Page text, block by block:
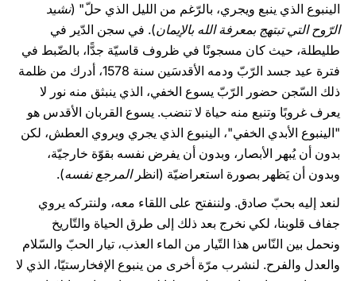
الينبوع الذي ينبع ويجري، بالرّغم من الليل الذي حلّ" (نشيد
الرّوح التي تبتهج بمعرفة الله بالإيمان). في سجن الدّير في
طليطلة، حيث كان مسجونًا في ظروف قاسيّة جدًّا، بالضّبط في
فترة عيد جسد الرّبّ ودمه الأقدسَين سنة 1578، أدرك من ظلمة
ذلك السّجن حضور الرّبّ يسوع الخفي، الذي ينبثق منه نور لا
يعرف غروبًا وتنبع منه حياة لا تنضب. يسوع القربان الأقدس هو
"الينبوع الأبدي الخفي"، الينبوع الذي يجري ويروي العطش، لكن
بدون أن يُبهر الأبصار، وبدون أن يفرض نفسه بقوّة خارجيّة،
وبدون أن يَظهر بصورة استعراضيّة (انظرالمرجع نفسه).
لنعد إليه بحبّ صادق. ولننفتح على اللقاء معه، ولنتركه يروي
جفاف قلوبنا، لكي نخرج بعد ذلك إلى طرق الحياة والتّاريخ
ونحمل بين النّاس هذا التّيار من الماء العذب، تيار الحبّ والسّلام
والعدل والفرح. لنشرب مرّة أخرى من ينبوع الإفخارستيّا، الذي لا